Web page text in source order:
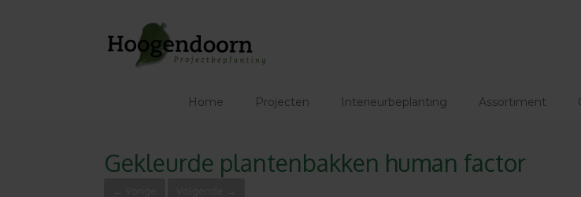
Home Projecten Interieurbeplanting Assortiment
Gekleurde plantenbakken human factor